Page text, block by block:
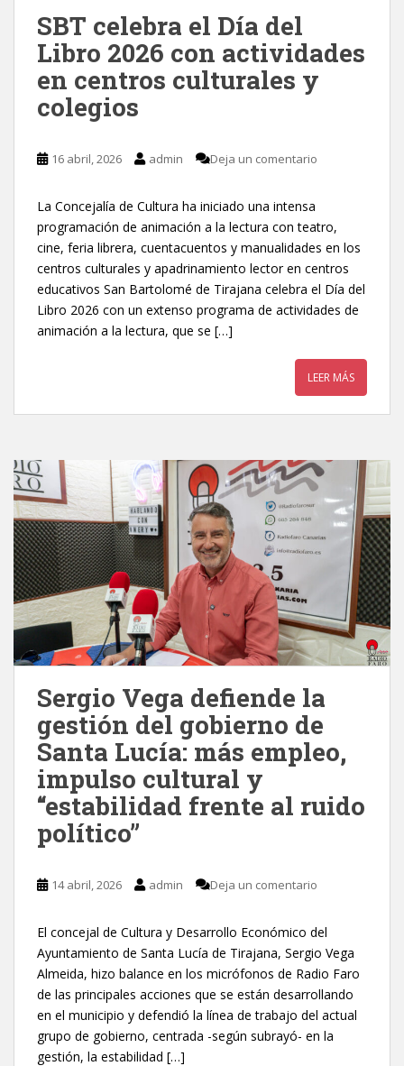
SBT celebra el Día del
Libro 2026 con actividades
en centros culturales y
colegios
16 abril, 2026 admin Deja un comentario
La Concejalía de Cultura ha iniciado una intensa
programación de animación a la lectura con teatro,
cine, feria librera, cuentacuentos y manualidades en los
centros culturales y apadrinamiento lector en centros
educativos San Bartolomé de Tirajana celebra el Día del
Libro 2026 con un extenso programa de actividades de
animación a la lectura, que se […]
LEER MÁS
Sergio Vega defiende la
gestión del gobierno de
Santa Lucía: más empleo,
impulso cultural y
“estabilidad frente al ruido
político”
14 abril, 2026 admin Deja un comentario
El concejal de Cultura y Desarrollo Económico del
Ayuntamiento de Santa Lucía de Tirajana, Sergio Vega
Almeida, hizo balance en los micrófonos de Radio Faro
de las principales acciones que se están desarrollando
en el municipio y defendió la línea de trabajo del actual
grupo de gobierno, centrada -según subrayó- en la
gestión, la estabilidad […]